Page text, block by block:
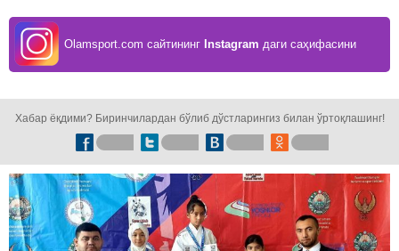
Olamsport.com сайтининг Instagram даги саҳифасини
Хабар ёқдими? Биринчилардан бўлиб дўстларингиз билан ўртоқлашинг!